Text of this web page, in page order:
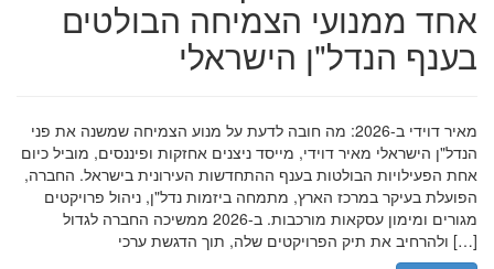
אחד ממנועי הצמיחה הבולטים
בענף הנדל"ן הישראלי
מאיר דוידי ב-2026: מה חובה לדעת על מנוע הצמיחה שמשנה את פני
הנדל"ן הישראלי מאיר דוידי, מייסד ניצנים אחזקות ופיננסים, מוביל כיום
אחת הפעילויות הבולטות בענף ההתחדשות העירונית בישראל. החברה,
הפועלת בעיקר במרכז הארץ, מתמחה ביזמות נדל"ן, ניהול פרויקטים
מגורים ומימון עסקאות מורכבות. ב-2026 ממשיכה החברה לגדול
ולהרחיב את תיק הפרויקטים שלה, תוך הדגשת ערכי […]